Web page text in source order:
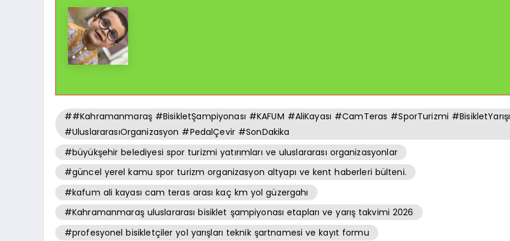
##Kahramanmaraş #BisikletŞampiyonası #KAFUM #AliKayası #CamTeras #SporTurizmi #BisikletYarışı
#UluslararasıOrganizasyon #PedalÇevir #SonDakika
#büyükşehir belediyesi spor turizmi yatırımları ve uluslararası organizasyonlar
#güncel yerel kamu spor turizm organizasyon altyapı ve kent haberleri bülteni.
#kafum ali kayası cam teras arası kaç km yol güzergahı
#Kahramanmaraş uluslararası bisiklet şampiyonası etapları ve yarış takvimi 2026
#profesyonel bisikletçiler yol yarışları teknik şartnamesi ve kayıt formu